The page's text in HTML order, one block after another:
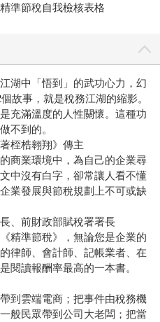
節稅自我檢核表格
湖中「悟到」的武功心力，幻
故事，就是稅務江湖的縮影。
充滿溫度的人性關懷。這種功
不到的。
桎梏翱翔》傳主
商業環境中，為自己的企業尋
中沒有白字，卻常讓人看不懂
業發展與節稅規劃上不可或缺
、前財政部賦稅署署長
精準節稅》，無論您是企業的
律師、會計師、記帳業者、在
閱讀報酬率最高的一本書。
到雲端電商；把事件由稅務機
般民眾帶到公司大老闆；把當